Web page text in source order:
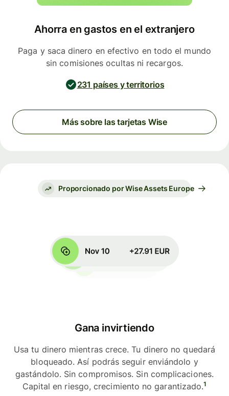
Ahorra en gastos en el extranjero
Paga y saca dinero en efectivo en todo el mundo
sin comisiones ocultas ni recargos.
231 países y territorios
Más sobre las tarjetas Wise
Proporcionado por Wise Assets Europe
Gana invirtiendo
Usa tu dinero mientras crece. Tu dinero no quedará
bloqueado. Así podrás seguir enviándolo y
gastándolo. Sin compromisos. Sin complicaciones.
Capital en riesgo, crecimiento no garantizado.1